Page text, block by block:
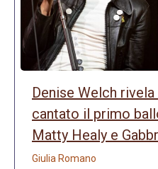
Denise Welch
cantato il primo
Matty Healy e
Giulia Romano